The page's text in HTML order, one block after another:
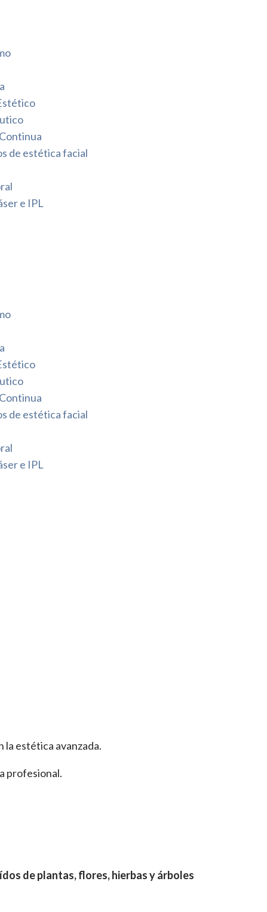
de estética facial
e IPL
de estética facial
e IPL
la estética avanzada.
profesional.
de plantas, flores, hierbas y árboles